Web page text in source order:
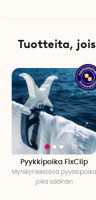
Tuotteita,
Pyykkipoika FixClip
Myrskynkestävä pyykkipoika
joka säähän